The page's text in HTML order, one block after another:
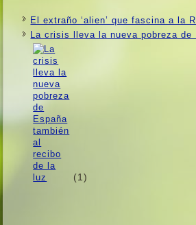
El extraño ‘alien’ que fascina a la
La crisis lleva la nueva pobreza
(1)